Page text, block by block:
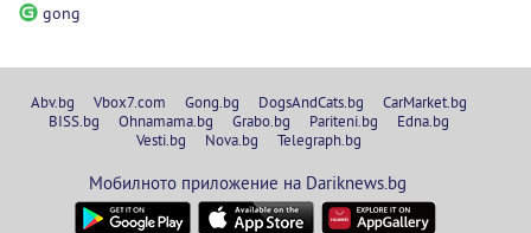
gong
Abv.bg Vbox7.com Gong.bg DogsAndCats.bg
CarMarket.bg
BISS.bg
Ohnamama.bg Grabo.bg Pariteni.bg
Edna.bg
Vesti.bg
Nova.bg Telegraph.bg
Мобилното приложение на Dariknews.bg